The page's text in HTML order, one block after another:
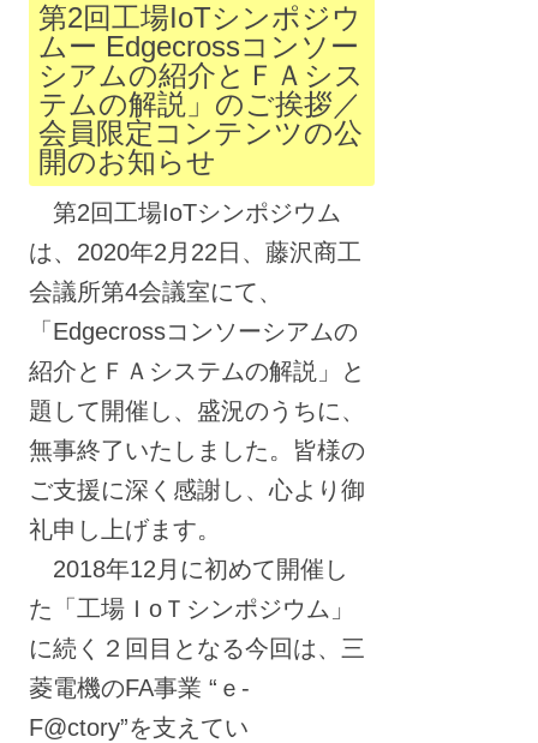
ス
キ
ッ
プ
第2回工場IoTシンポジウ
ムー Edgecrossコンソー
シアムの紹介とＦＡシス
テムの解説」のご挨拶／
会員限定コンテンツの公
開のお知らせ
第2回工場IoTシンポジウム
は、2020年2月22日、藤沢商工
会議所第4会議室にて、
「Edgecrossコンソーシアムの
紹介とＦＡシステムの解説」と
題して開催し、盛況のうちに、
無事終了いたしました。皆様の
ご支援に深く感謝し、心より御
礼申し上げます。
2018年12月に初めて開催し
た「工場ＩoＴシンポジウム」
に続く２回目となる今回は、三
菱電機のFA事業 “ｅ-
F@ctory”を支えてい